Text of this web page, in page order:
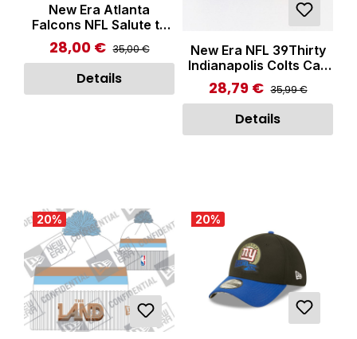
New Era Atlanta
Falcons NFL Salute to
Service 39THIRTY
Stretch Fit Cap Black
Verkaufspreis:
28,00 € Regulärer Preis:
35,00 €
Details
New Era NFL 39Thirty
Indianapolis Colts Cap
Multicolor
Verkaufspreis:
28,79 € Regulärer Preis:
35,99 €
Details
20% 20%